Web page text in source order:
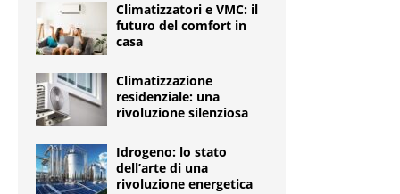
Climatizzatori e VMC: il
futuro del comfort in
casa
Climatizzazione
residenziale: una
rivoluzione silenziosa
Idrogeno: lo stato
dell’arte di una
rivoluzione energetica